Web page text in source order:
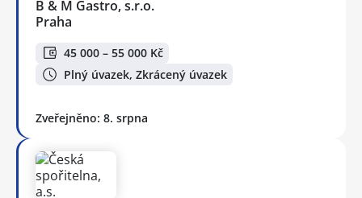
B & M Gastro, s.r.o.
Praha
45 000 – 55 000 Kč
Plný úvazek, Zkrácený úvazek
Zveřejněno: 8. srpna